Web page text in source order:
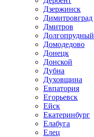
Дзержинск
Димитровград
Дмитров
Долгопрудный
Домодедово
Донецк
Донской
Дубна
Духовщина
Евпатория
Егорьевск
Ейск
Екатеринбург
Елабуга
Елец